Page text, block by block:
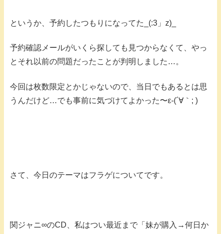
というか、予約したつもりになってた_(:3」z)_
予約確認メールがいくら探しても見つからなくて、やっ
とそれ以前の問題だったことが判明しました…。
今回は枚数限定とかじゃないので、当日でもあるとは思
うんだけど…でも事前に気づけてよかった〜ε-(´∀｀; )
さて、今日のテーマはフラゲについてです。
関ジャニ∞のCD、私はつい最近まで「妹が購入→何日か